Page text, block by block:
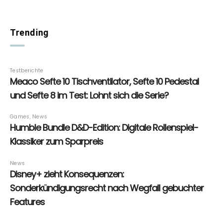
Trending